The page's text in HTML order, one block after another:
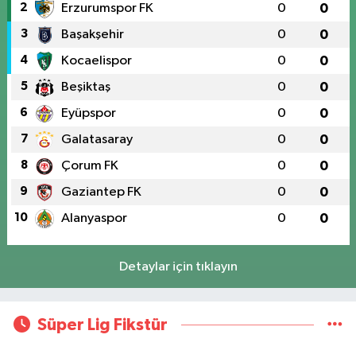
2 Erzurumspor FK 0 0
3 Başakşehir 0 0
4 Kocaelispor 0 0
5 Beşiktaş 0 0
6 Eyüpspor 0 0
7 Galatasaray 0 0
8 Çorum FK 0 0
9 Gaziantep FK 0 0
10 Alanyaspor 0 0
Detaylar için tıklayın
Süper Lig Fikstür